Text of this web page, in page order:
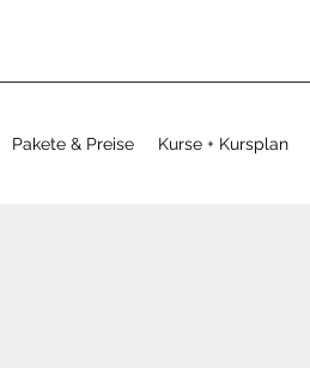
Pakete & Preise Kurse + Kursplan